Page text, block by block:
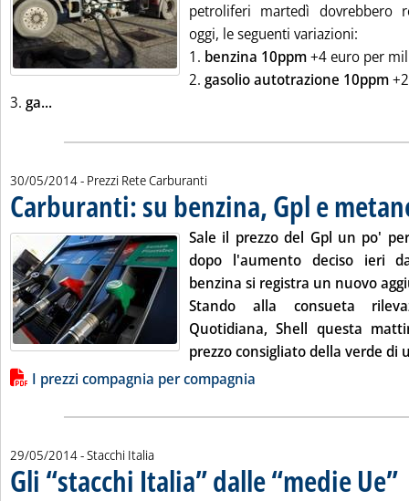
petroliferi martedì dovrebbero
oggi, le seguenti variazioni:
1. benzina 10ppm+4 euro per
2. gasolio autotrazione 10ppm
3. ga...Leggi tutta la notizia: 'Listini mercato petrolifero
30/05/2014- Prezzi Rete Carburanti
Carburanti: su benzina, Gpl e
Sale il prezzo del Gpl un po'
dopo l'aumento deciso ieri
benzina si registra un nuovo
Stando alla consueta
Quotidiana, Shell questa
prezzo consigliato della verde di
Lista allegati PDF alla notizia
I prezzi compagnia per compagnia
29/05/2014- Stacchi Italia
Gli “stacchi Italia” dalle “medie Ue”..